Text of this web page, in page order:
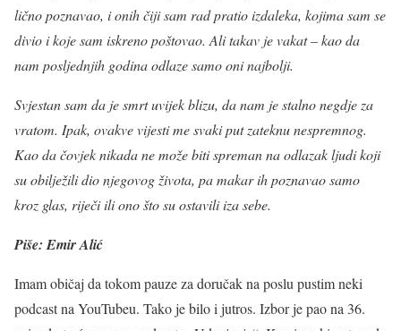
lično poznavao, i onih čiji sam rad pratio izdaleka, kojima sam se
divio i koje sam iskreno poštovao. Ali takav je vakat – kao da
nam posljednjih godina odlaze samo oni najbolji.
Svjestan sam da je smrt uvijek blizu, da nam je stalno negdje za
vratom. Ipak, ovakve vijesti me svaki put zateknu nespremnog.
Kao da čovjek nikada ne može biti spreman na odlazak ljudi koji
su obilježili dio njegovog života, pa makar ih poznavao samo
kroz glas, riječi ili ono što su ostavili iza sebe.
Piše: Emir Alić
Imam običaj da tokom pauze za doručak na poslu pustim neki
podcast na YouTubeu. Tako je bilo i jutros. Izbor je pao na 36.